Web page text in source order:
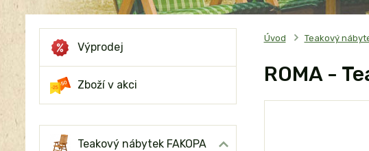
Výprodej
Zboží v akci
Teakový nábytek FAKOPA
Úvod Teakový
ROMA -